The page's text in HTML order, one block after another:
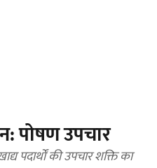
पोषण उपचार
पदार्थों की उपचार शक्ति का